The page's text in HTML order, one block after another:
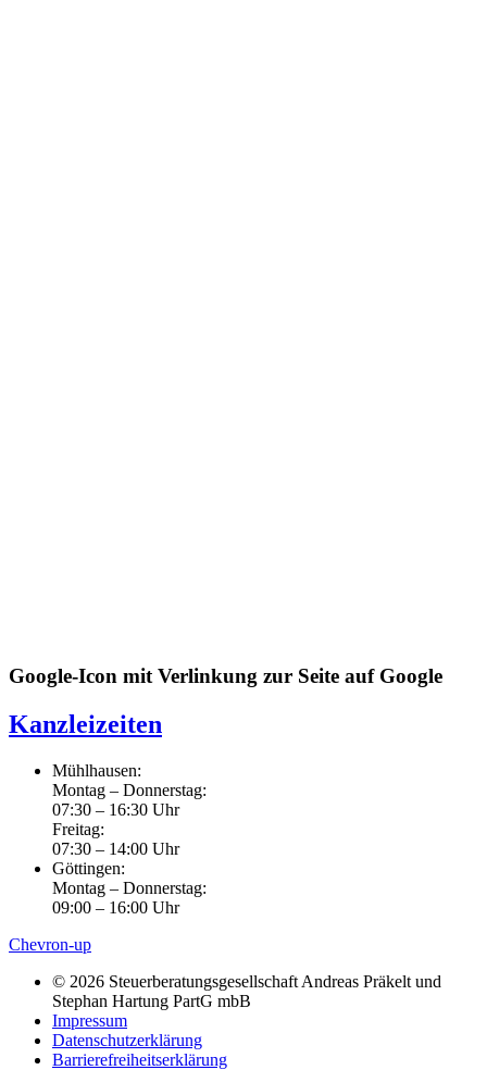
Google-Icon mit Verlinkung zur Seite auf Google
Kanzleizeiten
Mühlhausen:
Montag – Donnerstag:
07:30 – 16:30 Uhr
Freitag:
07:30 – 14:00 Uhr
Göttingen:
Montag – Donnerstag:
09:00 – 16:00 Uhr
Chevron-up
© 2026 Steuerberatungsgesellschaft Andreas Präkelt und
Stephan Hartung PartG mbB
Impressum
Datenschutzerklärung
Barrierefreiheitserklärung